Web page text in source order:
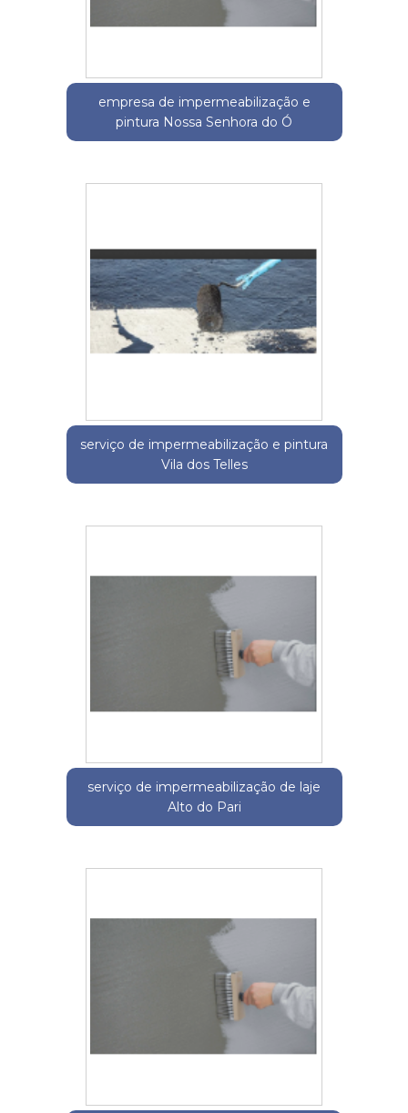
empresa de impermeabilização e
pintura Nossa Senhora do Ó
serviço de impermeabilização e pintura
Vila dos Telles
serviço de impermeabilização de laje
Alto do Pari